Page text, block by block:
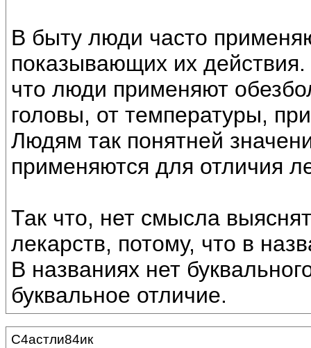
В быту люди часто
показывающих их
что люди применяют
головы, от температуры,
Людям так понятней
применяются для отличия
Так что, нет смысла
лекарств, потому, что в
В названиях нет
буквальное отличие.
С4астли84ик